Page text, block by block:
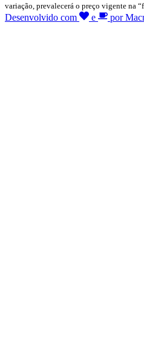
variação, prevalecerá o preço vigente na
Desenvolvido com e por